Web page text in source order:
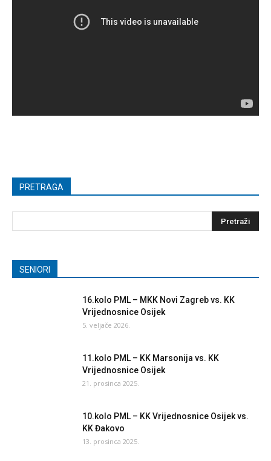
PRETRAGA
SENIORI
16.kolo PML – MKK Novi Zagreb vs. KK
Vrijednosnice Osijek
5. veljače 2026.
11.kolo PML – KK Marsonija vs. KK
Vrijednosnice Osijek
21. prosinca 2025.
10.kolo PML – KK Vrijednosnice Osijek vs.
KK Đakovo
13. prosinca 2025.